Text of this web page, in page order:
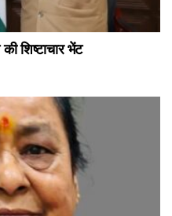
शिष्टाचार भेंट